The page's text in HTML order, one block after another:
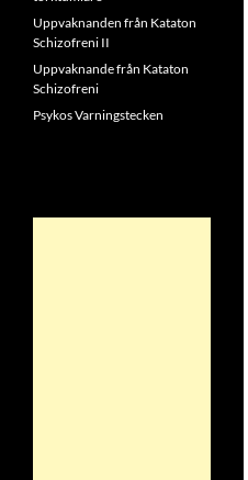
Uppvaknanden från Kataton
Schizofreni II
Uppvaknande från Kataton
Schizofreni
Psykos Varningstecken